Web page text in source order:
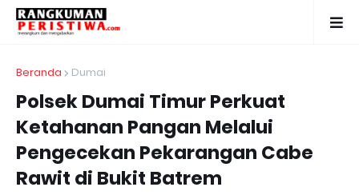
Beranda Dumai
Polsek Dumai Timur Perkuat
Ketahanan Pangan Melalui
Pengecekan Pekarangan Cabe
Rawit di Bukit Batrem